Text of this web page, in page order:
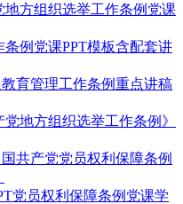
方组织选举工作条例党课
例党课PPT模板含配套讲
育管理工作条例重点讲稿
地方组织选举工作条例》
共产党党员权利保障条例
党员权利保障条例党课学